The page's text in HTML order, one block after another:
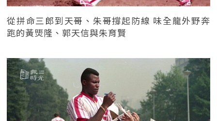
從拼命三郎到天哥、朱哥撐起防線 味全龍外野奔
跑的黃煚隆、郭天信與朱育賢